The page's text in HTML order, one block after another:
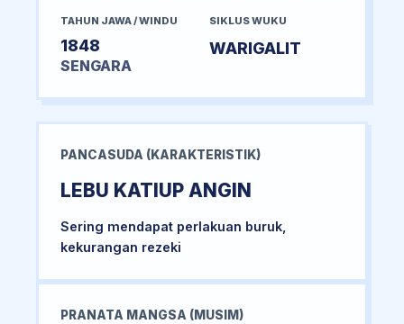
TAHUN JAWA / WINDU
1848
SENGARA
SIKLUS WUKU
WARIGALIT
PANCASUDA (KARAKTERISTIK)
LEBU KATIUP ANGIN
Sering mendapat perlakuan buruk,
kekurangan rezeki
PRANATA MANGSA (MUSIM)